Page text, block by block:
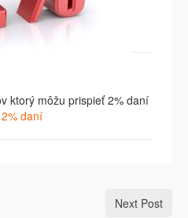
ktorý môžu prispieť 2% daní
2% daní
Next Post